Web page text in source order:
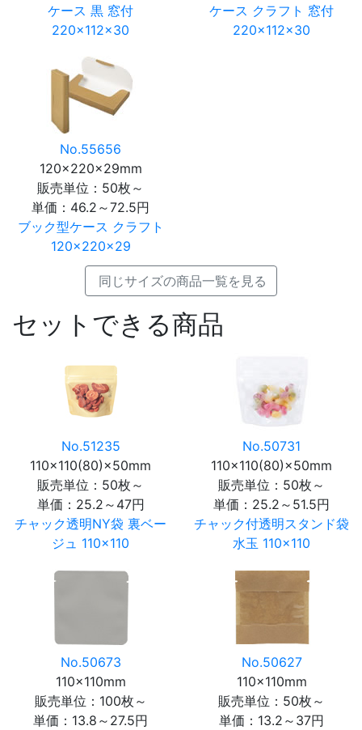
ケース 黒 窓付
220×112×30
ケース クラフト 窓付
220×112×30
No.55656
120×220×29mm
販売単位：50枚～
単価： 46.2～72.5円
ブック型ケース クラフト
120×220×29
同じサイズの商品一覧を見る
セットできる商品
No.51235
110×110(80)×50mm
販売単位：50枚～
単価： 25.2～47円
チャック透明NY袋 裏ベー
ジュ 110×110
No.50731
110×110(80)×50mm
販売単位：50枚～
単価： 25.2～51.5円
チャック付透明スタンド袋
水玉 110×110
No.50673
110×110mm
販売単位：100枚～
単価： 13.8～27.5円
No.50627
110×110mm
販売単位：50枚～
単価： 13.2～37円